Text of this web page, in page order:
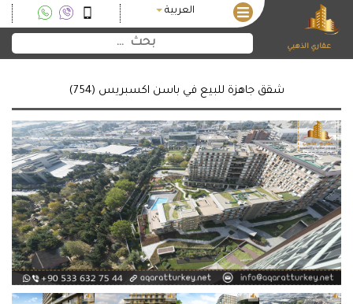
عقاري الذهبي
العربية
شقق جاهزة للبيع في باسن اكسبريس (754)